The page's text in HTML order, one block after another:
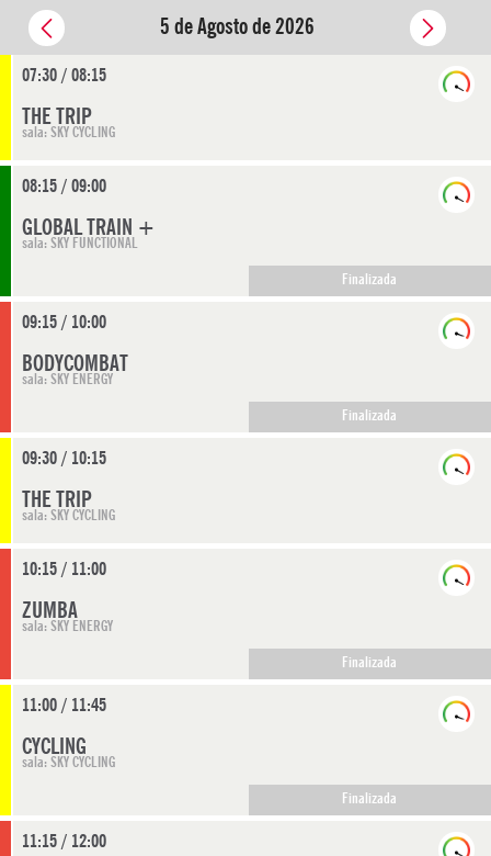
5 de Agosto de 2026
07:30 / 08:15
THE TRIP
sala: SKY CYCLING
08:15 / 09:00
GLOBAL TRAIN +
sala: SKY FUNCTIONAL
Finalizada
09:15 / 10:00
BODYCOMBAT
sala: SKY ENERGY
Finalizada
09:30 / 10:15
THE TRIP
sala: SKY CYCLING
10:15 / 11:00
ZUMBA
sala: SKY ENERGY
Finalizada
11:00 / 11:45
CYCLING
sala: SKY CYCLING
Finalizada
11:15 / 12:00